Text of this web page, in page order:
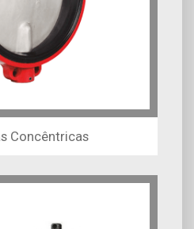
Concêntricas